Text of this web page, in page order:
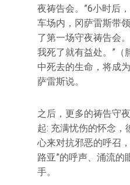
夜祷告会。”6小时后
车场内，冈萨雷斯带
了第一场守夜祷告会
我死了就有益处。”（
中死去的生命，将成
萨雷斯说。
之后，更多的祷告守
起: 充满忧伤的怀念
心来对抗邪恶的呼召
路亚”的呼声、涌流的
手。